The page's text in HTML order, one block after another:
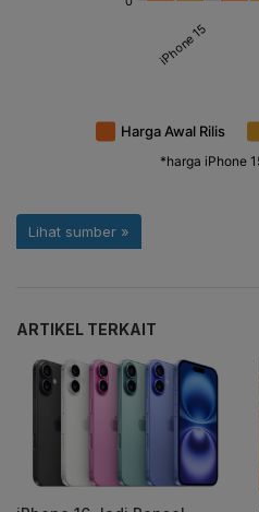
ARTIKEL TERKAIT